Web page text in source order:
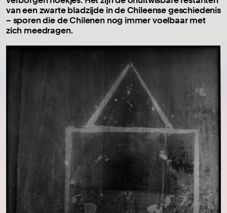
van een zwarte bladzijde in de Chileense geschiedenis
– sporen die de Chilenen nog immer voelbaar met
zich meedragen.